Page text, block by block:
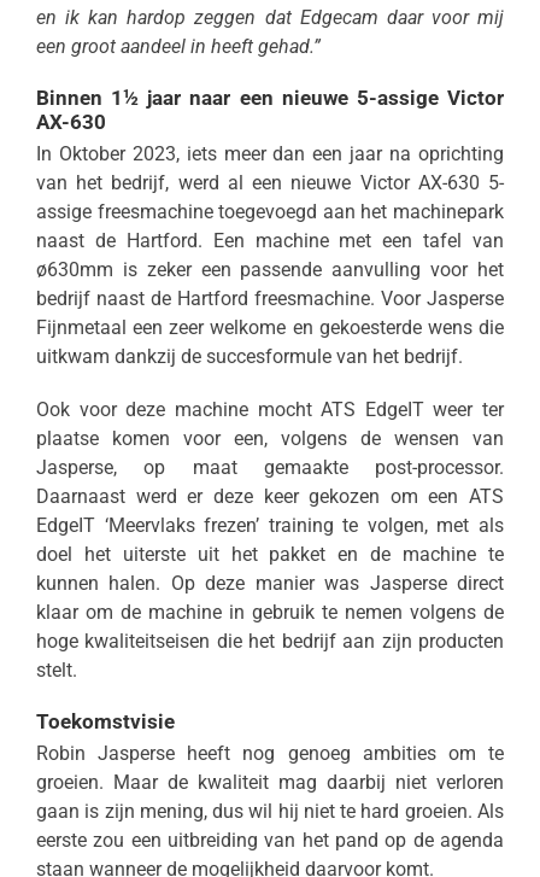
en ik kan hardop zeggen dat Edgecam daar voor mij
een groot aandeel in heeft gehad.”
Binnen 1½ jaar naar een nieuwe 5-assige Victor
AX-630
In Oktober 2023, iets meer dan een jaar na oprichting
van het bedrijf, werd al een nieuwe Victor AX-630 5-
assige freesmachine toegevoegd aan het machinepark
naast de Hartford. Een machine met een tafel van
ø630mm is zeker een passende aanvulling voor het
bedrijf naast de Hartford freesmachine. Voor Jasperse
Fijnmetaal een zeer welkome en gekoesterde wens die
uitkwam dankzij de succesformule van het bedrijf.
Ook voor deze machine mocht ATS EdgeIT weer ter
plaatse komen voor een, volgens de wensen van
Jasperse, op maat gemaakte post-processor.
Daarnaast werd er deze keer gekozen om een ATS
EdgeIT ‘Meervlaks frezen’ training te volgen, met als
doel het uiterste uit het pakket en de machine te
kunnen halen. Op deze manier was Jasperse direct
klaar om de machine in gebruik te nemen volgens de
hoge kwaliteitseisen die het bedrijf aan zijn producten
stelt.
Toekomstvisie
Robin Jasperse heeft nog genoeg ambities om te
groeien. Maar de kwaliteit mag daarbij niet verloren
gaan is zijn mening, dus wil hij niet te hard groeien. Als
eerste zou een uitbreiding van het pand op de agenda
staan wanneer de mogelijkheid daarvoor komt.